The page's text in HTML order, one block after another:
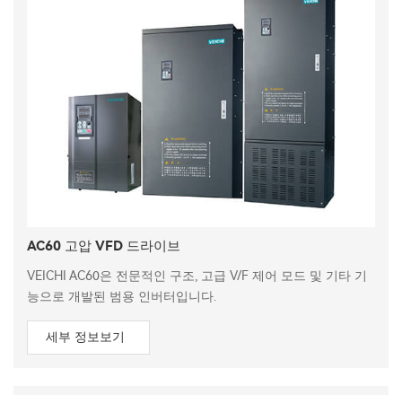
AC60 고압 VFD 드라이브
VEICHI AC60은 전문적인 구조, 고급 V/F 제어 모드 및 기타 기
능으로 개발된 범용 인버터입니다.
세부 정보보기